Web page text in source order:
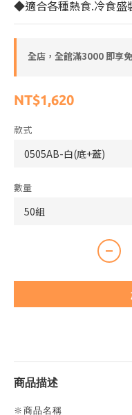
◆適合各種熱食.冷食盛
全店，全館滿3000 即享
NT$1,620
款式
數量
商品描述
🔆商品名稱